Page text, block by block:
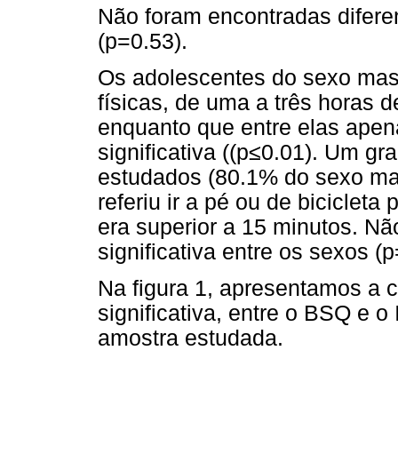
Não foram encontradas
(p=0.53).
Os adolescentes do sexo
físicas, de uma a três horas
enquanto que entre elas
significativa ((p≤0.01). Um
estudados (80.1% do sexo
referiu ir a pé ou de bicicleta
era superior a 15 minutos.
significativa entre os sexos
Na figura 1, apresentamos a
significativa, entre o BSQ e
amostra estudada.